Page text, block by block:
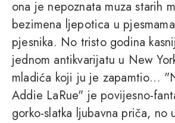
ona je nepoznata muza starih
bezimena ljepotica u
pjesnika. No tristo godina
jednom antikvarijatu u New
mladića koji ju je zapamtio…
Addie LaRue" je povijesno-
gorko-slatka ljubavna priča, no